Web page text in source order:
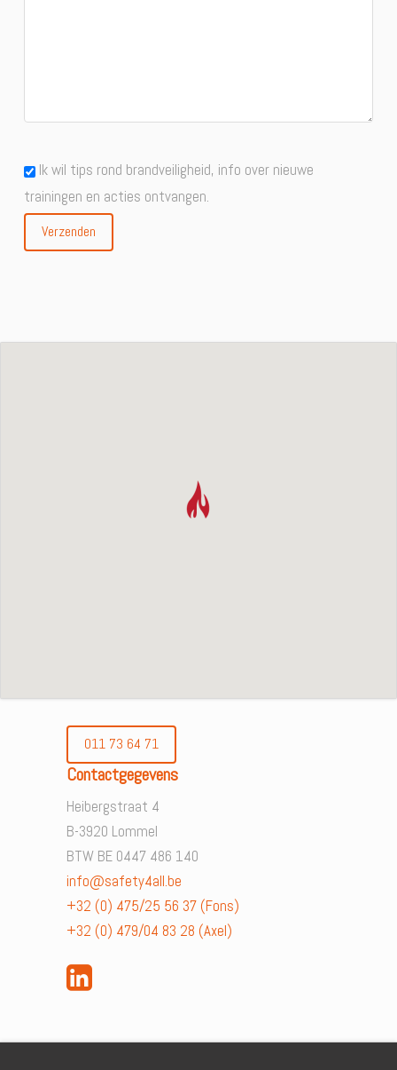
Ik wil tips rond brandveiligheid, info over nieuwe
trainingen en acties ontvangen.
011 73 64 71
Contactgegevens
Heibergstraat 4
B-3920 Lommel
BTW BE 0447 486 140
info@safety4all.be
+32 (0) 475/25 56 37 (Fons)
+32 (0) 479/04 83 28 (Axel)